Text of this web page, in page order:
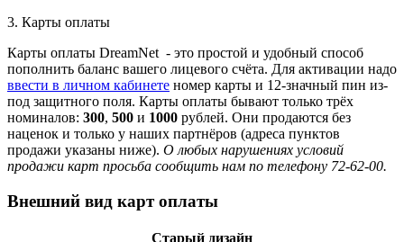
3. Карты оплаты
Карты оплаты DreamNet - это простой и удобный способ
пополнить баланс вашего лицевого счёта. Для активации надо
ввести в личном кабинете номер карты и 12-значный пин из-
под защитного поля. Карты оплаты бывают только трёх
номиналов: 300, 500 и 1000 рублей. Они продаются без
наценок и только у наших партнёров (адреса пунктов
продажи указаны ниже). О любых нарушениях условий
продажи карт просьба сообщить нам по телефону 72-62-00.
Внешний вид карт оплаты
Старый дизайн